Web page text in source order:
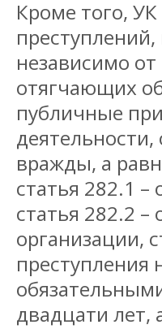
Кроме того,
независимо
отягчающих
публичные
вражды, а
статья 282.1 –
статья 282.2 –
организации,
двадцати